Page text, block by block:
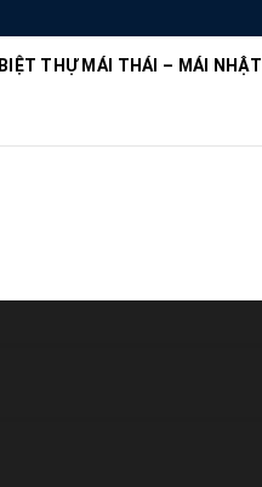
BIỆT THỰ MÁI THÁI – MÁI NHẬT